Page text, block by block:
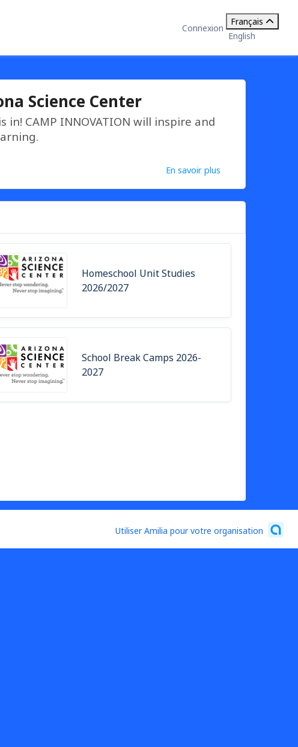
Connexion
Français
English
Science Center
in! CAMP INNOVATION will inspire and
En savoir plus
Homeschool Unit Studies
2026/2027
School Break Camps 2026-
2027
Utiliser Amilia pour votre organisation